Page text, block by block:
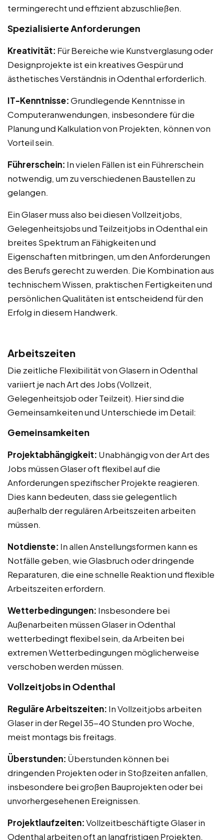
termingerecht und effizient abzuschließen.
Spezialisierte Anforderungen
Kreativität: Für Bereiche wie Kunstverglasung oder
Designprojekte ist ein kreatives Gespür und
ästhetisches Verständnis in Odenthal erforderlich.
IT-Kenntnisse:Grundlegende Kenntnisse in
Computeranwendungen, insbesondere für die
Planung und Kalkulation von Projekten, können von
Vorteil sein.
Führerschein: In vielen Fällen ist ein Führerschein
notwendig, um zu verschiedenen Baustellen zu
gelangen.
Ein Glaser muss also bei diesen Vollzeitjobs,
Gelegenheitsjobs und Teilzeitjobs in Odenthal ein
breites Spektrum an Fähigkeiten und
Eigenschaften mitbringen, um den Anforderungen
des Berufs gerecht zu werden. Die Kombination aus
technischem Wissen, praktischen Fertigkeiten und
persönlichen Qualitäten ist entscheidend für den
Erfolg in diesem Handwerk.
Arbeitszeiten
Die zeitliche Flexibilität von Glasern in Odenthal
variiert je nach Art des Jobs (Vollzeit,
Gelegenheitsjob oder Teilzeit). Hier sind die
Gemeinsamkeiten und Unterschiede im Detail:
Gemeinsamkeiten
Projektabhängigkeit: Unabhängig von der Art des
Jobs müssen Glaser oft flexibel auf die
Anforderungen spezifischer Projekte reagieren.
Dies kann bedeuten, dass sie gelegentlich
außerhalb der regulären Arbeitszeiten arbeiten
müssen.
Notdienste: In allen Anstellungsformen kann es
Notfälle geben, wie Glasbruch oder dringende
Reparaturen, die eine schnelle Reaktion und flexible
Arbeitszeiten erfordern.
Wetterbedingungen: Insbesondere bei
Außenarbeiten müssen Glaser in Odenthal
wetterbedingt flexibel sein, da Arbeiten bei
extremen Wetterbedingungen möglicherweise
verschoben werden müssen.
Vollzeitjobs in Odenthal
Reguläre Arbeitszeiten: In Vollzeitjobs arbeiten
Glaser in der Regel 35-40 Stunden pro Woche,
meist montags bis freitags.
Überstunden: Überstunden können bei
dringenden Projekten oder in Stoßzeiten anfallen,
insbesondere bei großen Bauprojekten oder bei
unvorhergesehenen Ereignissen.
Projektlaufzeiten:Vollzeitbeschäftigte Glaser in
Odenthal arbeiten oft an langfristigen Projekten,